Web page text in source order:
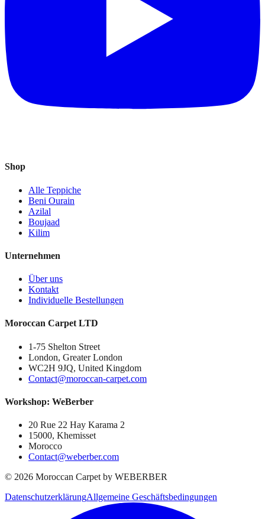
Shop
Alle Teppiche
Beni Ourain
Azilal
Boujaad
Kilim
Unternehmen
Über uns
Kontakt
Individuelle Bestellungen
Moroccan Carpet LTD
1-75 Shelton Street
London, Greater London
WC2H 9JQ, United Kingdom
Contact@moroccan-carpet.com
Workshop: WeBerber
20 Rue 22 Hay Karama 2
15000, Khemisset
Morocco
Contact@weberber.com
© 2026 Moroccan Carpet by WEBERBER
DatenschutzerklärungAllgemeine Geschäftsbedingungen